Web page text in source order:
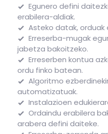
Egunero defini
erabilera-aldiak.
Asteko datak,
Erreserba-mugak
jabetza bakoitzeko.
Erreserben kontua
ordu finko batean.
Algoritmo
automatizatuak.
Instalazioen
Ordaindu erabilera
arabera defini daiteke.